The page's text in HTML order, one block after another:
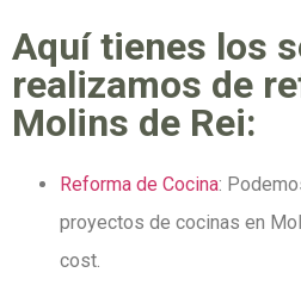
Aquí tienes los
realizamos de
Molins de Rei:
Reforma de Cocina:
proyectos de cocinas en
cost.